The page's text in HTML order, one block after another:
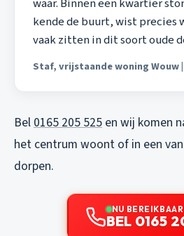
kende de buurt, wist precies
vaak zitten in dit soort oude
Staf, vrijstaande woning Wouw
Bel 0165 205 525 en wij komen
het centrum woont of in een
dorpen.
NU BEREIKBAAR
BEL 0165